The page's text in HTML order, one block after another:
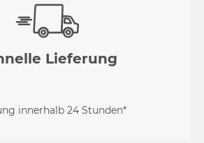
Lieferung
innerhalb 24 Stunden*